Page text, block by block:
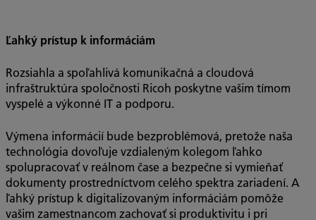
Ľahký prístup k informáciám
Rozsiahla a spoľahlivá komunikačná a cloudová
infraštruktúra spoločnosti Ricoh poskytne vašim tímom
vyspelé a výkonné IT a podporu.
Výmena informácií bude bezproblémová, pretože naša
technológia dovoľuje vzdialeným kolegom ľahko
spolupracovať v reálnom čase a bezpečne si vymieňať
dokumenty prostredníctvom celého spektra zariadení. A
ľahký prístup k digitalizovaným informáciám pomôže
vašim zamestnancom zachovať si produktivitu i pri